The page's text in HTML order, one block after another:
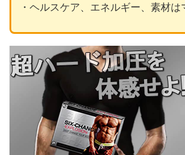
・ヘルスケア、エネルギー、素材は